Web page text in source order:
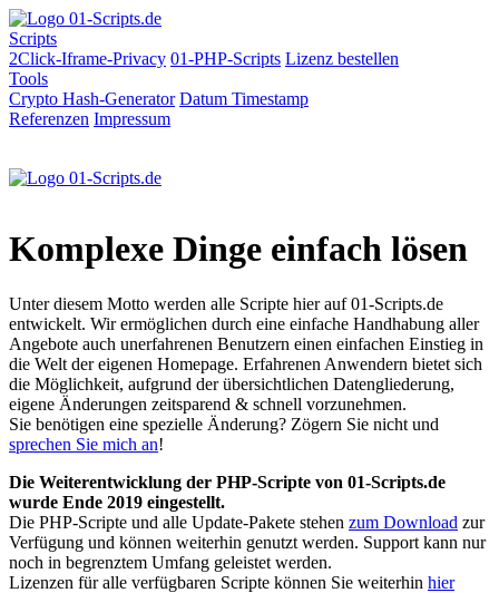
Scripts
2Click-Iframe-Privacy 01-PHP-Scripts Lizenz bestellen
Tools
Crypto Hash-Generator Datum Timestamp
Referenzen Impressum
Komplexe Dinge einfach lösen
Unter diesem Motto werden alle Scripte hier auf 01-Scripts.de
entwickelt. Wir ermöglichen durch eine einfache Handhabung aller
Angebote auch unerfahrenen Benutzern einen einfachen Einstieg in
die Welt der eigenen Homepage. Erfahrenen Anwendern bietet sich
die Möglichkeit, aufgrund der übersichtlichen Datengliederung,
eigene Änderungen zeitsparend & schnell vorzunehmen.
Sie benötigen eine spezielle Änderung? Zögern Sie nicht und
sprechen Sie mich an!
Die Weiterentwicklung der PHP-Scripte von 01-Scripts.de
wurde Ende 2019 eingestellt.
Die PHP-Scripte und alle Update-Pakete stehen zum Download zur
Verfügung und können weiterhin genutzt werden. Support kann nur
noch in begrenztem Umfang geleistet werden.
Lizenzen für alle verfügbaren Scripte können Sie weiterhin hier